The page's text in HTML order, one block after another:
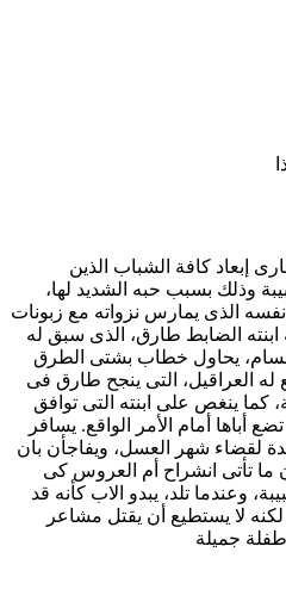
إبعاد كافة الشباب الذين
وذلك بسبب حبه الشديد لها،
الذى يمارس نزواته مع زبونات
ابنته الضابط طارق، الذى سبق له
يحاول خطاب بشتى الطرق
العراقيل، التى ينجح طارق فى
كما ينغص على ابنته التى توافق
أباها أمام الأمر الواقع. يسافر
لقضاء شهر العسل، ويفاجأن بان
ما تأتى انشراح أم العروس كى
وعندما تلد، يبدو الاب كأنه قد
لا يستطيع أن يقتل مشاعر
جميلة